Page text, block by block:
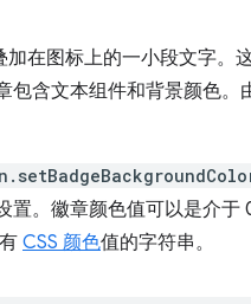
加在图标上的一小段文字
包含文本组件和背景颜色
置。徽章颜色值可以是介
CSS 颜色值的字符串。